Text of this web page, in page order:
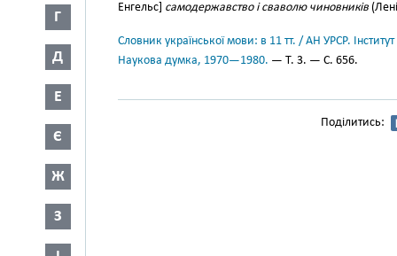
Г
Д
Е
Є
Ж
З
Енгельс] самодержавство і сваволю чиновників
Словник української мови: в 11 тт. / АН УРСР.
Наукова думка, 1970—1980. — Т. 3. — С. 656.
Поділитись: